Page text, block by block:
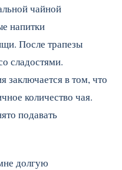
чайной
напитки
После трапезы
сладостями.
заключается в том, что
количество чая.
подавать
долгую